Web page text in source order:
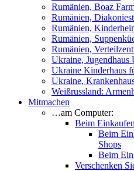
Rumänien, Boaz
Rumänien,
Rumänien,
Rumänien,
Rumänien,
Ukraine, Jugendhaus
Ukraine Kinderhaus
Ukraine,
Weißrussland:
Mitmachen
…am Computer:
Beim Einkaufen
Beim
Shops
Beim
Verschenken